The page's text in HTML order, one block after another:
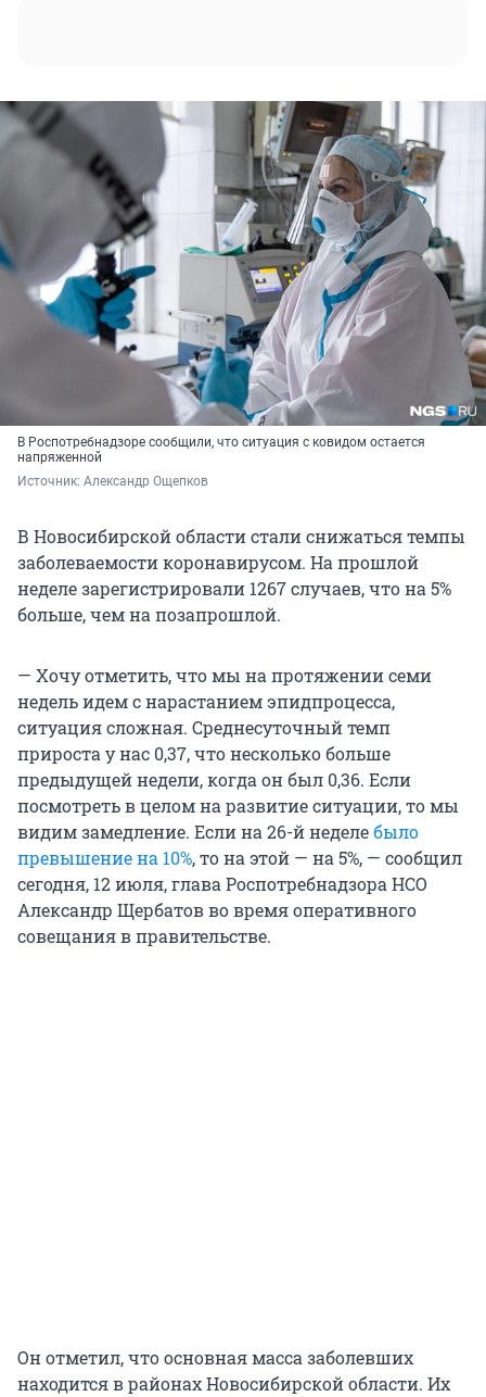
В Роспотребнадзоре сообщили, что ситуация с ковидом остается
напряженной
Источник: Александр Ощепков
В Новосибирской области стали снижаться темпы
заболеваемости коронавирусом. На прошлой
неделе зарегистрировали 1267 случаев, что на 5%
больше, чем на позапрошлой.
— Хочу отметить, что мы на протяжении семи
недель идем с нарастанием эпидпроцесса,
ситуация сложная. Среднесуточный темп
прироста у нас 0,37, что несколько больше
предыдущей недели, когда он был 0,36. Если
посмотреть в целом на развитие ситуации, то мы
видим замедление. Если на 26-й неделебыло
превышение на 10%, то на этой — на 5%, — сообщил
сегодня, 12 июля, глава Роспотребнадзора НСО
Александр Щербатов во время оперативного
совещания в правительстве.
Он отметил, что основная масса заболевших
находится в районах Новосибирской области. Их